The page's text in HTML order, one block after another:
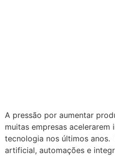
A pressão por aumentar
muitas empresas acelerarem
tecnologia nos últimos anos.
artificial, automações e